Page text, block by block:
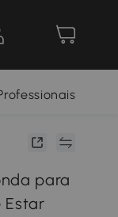
para
Estar